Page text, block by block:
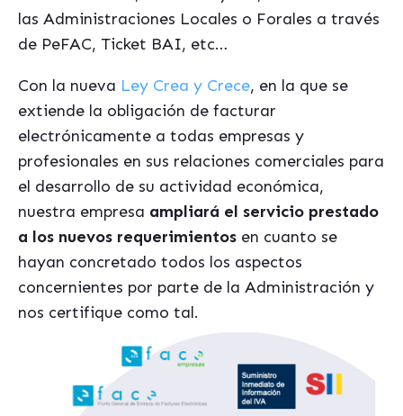
las Administraciones Locales o Forales a través
de PeFAC, Ticket BAI, etc…
Con la nueva Ley Crea y Crece, en la que se
extiende la obligación de facturar
electrónicamente a todas empresas y
profesionales en sus relaciones comerciales para
el desarrollo de su actividad económica,
nuestra empresa ampliará el servicio prestado
a los nuevos requerimientos en cuanto se
hayan concretado todos los aspectos
concernientes por parte de la Administración y
nos certifique como tal.